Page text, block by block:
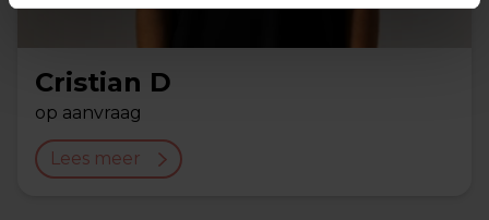
Cristian D
op aanvraag
Lees meer